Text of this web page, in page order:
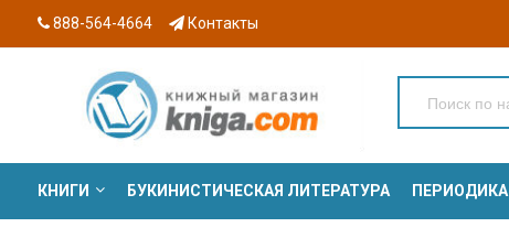
888-564-4664 Контакты
КНИГИ БУКИНИСТИЧЕСКАЯ ЛИТЕРАТУРА ПЕРИОДИКА